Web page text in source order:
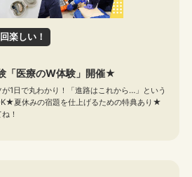
楽しい！
「医療のW体験」開催★
1日で丸わかり！「進路はこれから…」という
夏休みの宿題を仕上げるための特典あり★
！